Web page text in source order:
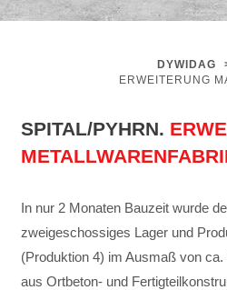
DYWIDAG
ERWEITERUNG
SPITAL/PYHRN.
In nur 2 Monaten Bauzeit wurde
zweigeschossiges Lager und
(Produktion 4) im Ausmaß von
aus Ortbeton- und